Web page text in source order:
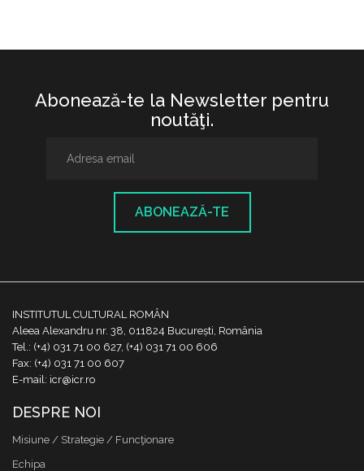
Abonează-te la Newsletter pentru
noutăţi.
ABONEAZĂ-TE
INSTITUTUL CULTURAL ROMÂN
Aleea Alexandru nr. 38, 011824 București, România
Tel.: (+4) 031 71 00 627, (+4) 031 71 00 606
Fax: (+4) 031 71 00 607
E-mail: icr@icr.ro
DESPRE NOI
Misiune / Strategie / Funcţionare
Echipa